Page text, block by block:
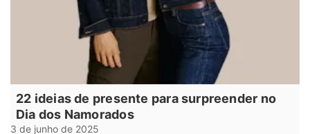
22 ideias de presente para surpreender no
Dia dos Namorados
3 de junho de 2025